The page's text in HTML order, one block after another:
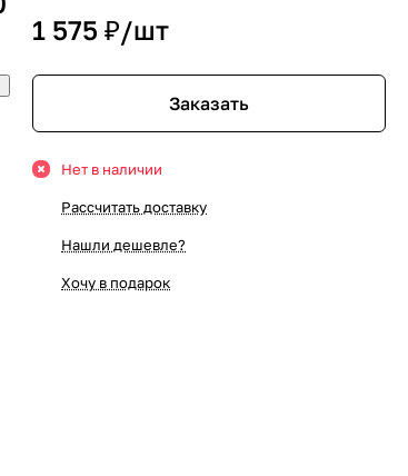
1 575 ₽/шт
Заказать
Нет в наличии
Рассчитать доставку
Нашли дешевле?
Хочу в подарок